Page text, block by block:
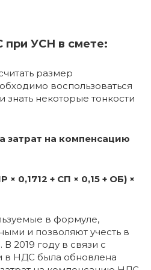
УСН в смете:
размер
воспользоваться
некоторые тонкости
затрат на компенсацию
0,1712 + СП × 0,15 + ОБ) ×
в формуле,
и позволяют учесть в
2019 году в связи с
НДС была обновлена